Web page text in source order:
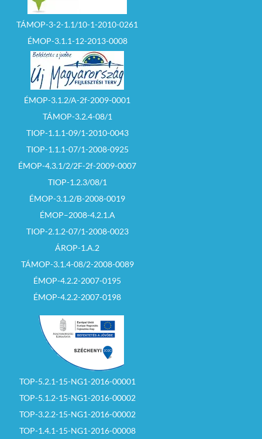
TÁMOP-3-2-1.1/10-1-2010-0261
ÉMOP-3.1.1-12-2013-0008
ÉMOP-3.1.2/A-2f-2009-0001
TÁMOP-3.2.4-08/1
TIOP-1.1.1-09/1-2010-0043
TIOP-1.1.1-07/1-2008-0925
ÉMOP-4.3.1/2/2F-2f-2009-0007
TIOP-1.2.3/08/1
ÉMOP-3.1.2/B-2008-0019
ÉMOP–2008-4.2.1.A
TIOP-2.1.2-07/1-2008-0023
ÁROP-1.A.2
TÁMOP-3.1.4-08/2-2008-0089
ÉMOP-4.2.2-2007-0195
ÉMOP-4.2.2-2007-0198
TOP-5.2.1-15-NG1-2016-00001
TOP-5.1.2-15-NG1-2016-00002
TOP-3.2.2-15-NG1-2016-00002
TOP-1.4.1-15-NG1-2016-00008